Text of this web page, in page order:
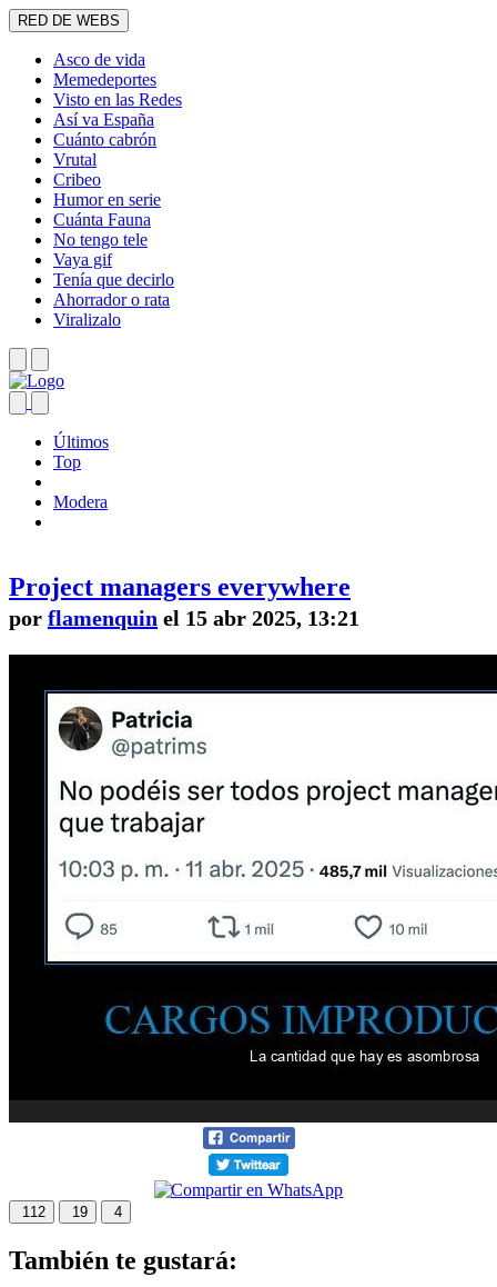
RED DE WEBS
Asco de vida
Memedeportes
Visto en las Redes
Así va España
Cuánto cabrón
Vrutal
Cribeo
Humor en serie
Cuánta Fauna
No tengo tele
Vaya gif
Tenía que decirlo
Ahorrador o rata
Viralizalo
Últimos
Top
Modera
Project managers everywhere
por flamenquin el 15 abr 2025, 13:21
112 19 4
También te gustará: